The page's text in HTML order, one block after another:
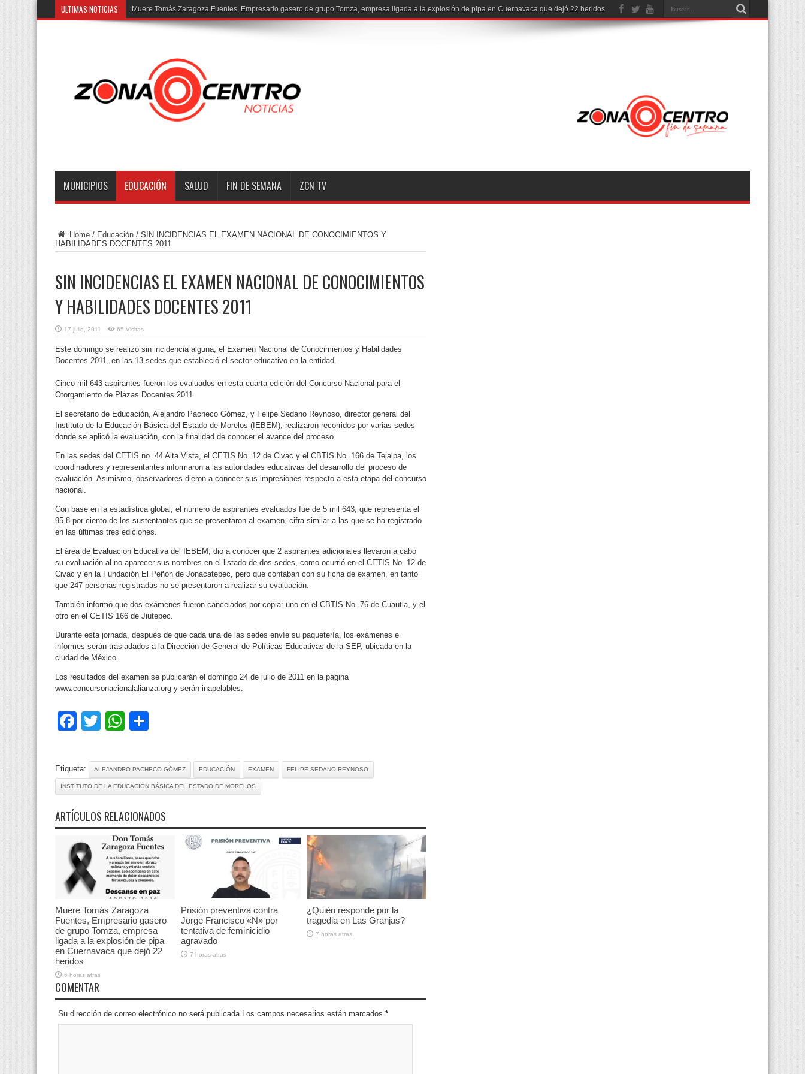
ULTIMAS NOTICIAS:
MUNICIPIOS EDUCACIÓN SALUD FIN DE SEMANA ZCN TV
Home / Educación / SIN INCIDENCIAS EL EXAMEN NACIONAL DE CONOCIMIENTOS Y
HABILIDADES DOCENTES 2011
SIN INCIDENCIAS EL EXAMEN NACIONAL DE CONOCIMIENTOS
Y HABILIDADES DOCENTES 2011
17 julio, 2011 65 Visitas
Este domingo se realizó sin incidencia alguna, el Examen Nacional de Conocimientos y Habilidades
Docentes 2011, en las 13 sedes que estableció el sector educativo en la entidad.
Cinco mil 643 aspirantes fueron los evaluados en esta cuarta edición del Concurso Nacional para el
Otorgamiento de Plazas Docentes 2011.
El secretario de Educación, Alejandro Pacheco Gómez, y Felipe Sedano Reynoso, director general del
Instituto de la Educación Básica del Estado de Morelos (IEBEM), realizaron recorridos por varias sedes
donde se aplicó la evaluación, con la finalidad de conocer el avance del proceso.
En las sedes del CETIS no. 44 Alta Vista, el CETIS No. 12 de Civac y el CBTIS No. 166 de Tejalpa, los
coordinadores y representantes informaron a las autoridades educativas del desarrollo del proceso de
evaluación. Asimismo, observadores dieron a conocer sus impresiones respecto a esta etapa del concurso
nacional.
Con base en la estadística global, el número de aspirantes evaluados fue de 5 mil 643, que representa el
95.8 por ciento de los sustentantes que se presentaron al examen, cifra similar a las que se ha registrado
en las últimas tres ediciones.
El área de Evaluación Educativa del IEBEM, dio a conocer que 2 aspirantes adicionales llevaron a cabo
su evaluación al no aparecer sus nombres en el listado de dos sedes, como ocurrió en el CETIS No. 12 de
Civac y en la Fundación El Peñón de Jonacatepec, pero que contaban con su ficha de examen, en tanto
que 247 personas registradas no se presentaron a realizar su evaluación.
También informó que dos exámenes fueron cancelados por copia: uno en el CBTIS No. 76 de Cuautla, y el
otro en el CETIS 166 de Jiutepec.
Durante esta jornada, después de que cada una de las sedes envíe su paquetería, los exámenes e
informes serán trasladados a la Dirección de General de Políticas Educativas de la SEP, ubicada en la
ciudad de México.
Los resultados del examen se publicarán el domingo 24 de julio de 2011 en la página
www.concursonacionalalianza.org y serán inapelables.
Facebook
TwitterWhatsApp
Etiqueta: ALEJANDRO PACHECO GÓMEZ EDUCACIÓN EXAMEN FELIPE SEDANO REYNOSO
INSTITUTO DE LA EDUCACIÓN BÁSICA DEL ESTADO DE MORELOS
ARTÍCULOS RELACIONADOS
Muere Tomás Zaragoza
Fuentes, Empresario gasero
de grupo Tomza, empresa
ligada a la explosión de pipa
en Cuernavaca que dejó 22
heridos
6 horas atras
Prisión preventiva contra
Jorge Francisco «N» por
tentativa de feminicidio
agravado
7 horas atras
¿Quién responde por la
tragedia en Las Granjas?
7 horas atras
COMENTAR
Su dirección de correo electrónico no será publicada.Los campos necesarios están marcados *